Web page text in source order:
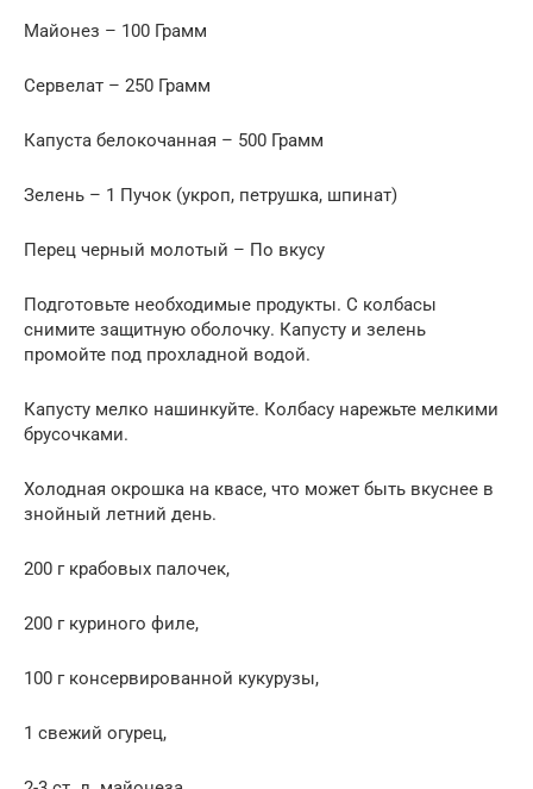
Майонез – 100 Грамм
Сервелат – 250 Грамм
Капуста белокочанная – 500 Грамм
Зелень – 1 Пучок (укроп, петрушка, шпинат)
Перец черный молотый – По вкусу
Подготовьте необходимые продукты. С колбасы
снимите защитную оболочку. Капусту и зелень
промойте под прохладной водой.
Капусту мелко нашинкуйте. Колбасу нарежьте мелкими
брусочками.
Холодная окрошка на квасе, что может быть вкуснее в
знойный летний день.
200 г крабовых палочек,
200 г куриного филе,
100 г консервированной кукурузы,
1 свежий огурец,